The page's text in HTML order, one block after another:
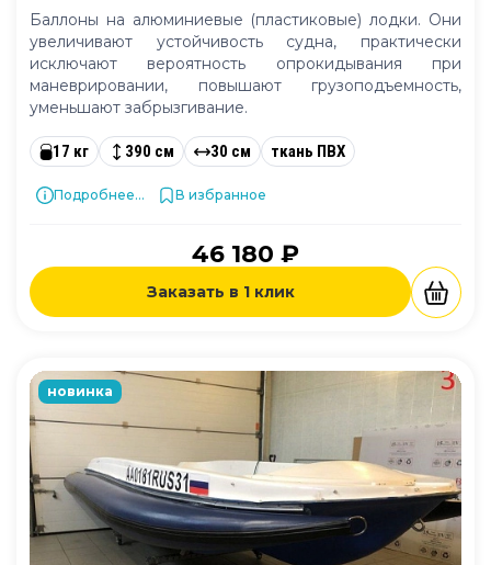
Баллоны на алюминиевые (пластиковые) лодки. Они
увеличивают устойчивость судна, практически
исключают вероятность опрокидывания при
маневрировании, повышают грузоподъемность,
уменьшают забрызгивание.
17 кг 390 см 30 см ткань ПВХ
Подробнее... В избранное
46 180 ₽
Заказать в 1 клик
новинка